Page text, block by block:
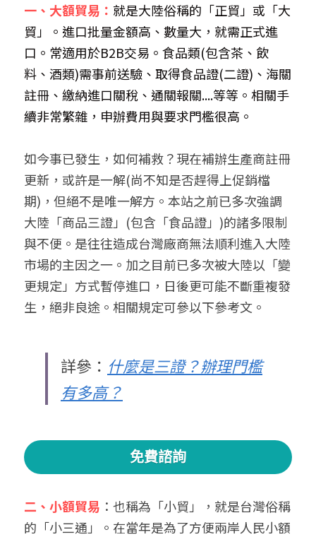
一、大額貿易： 就是大陸俗稱的「正貿」或「大
貿」。進口批量金額高、數量大，就需正式進
口。常適用於B2B交易。食品類(包含茶、飲
料、酒類)需事前送驗、取得食品證(二證)、海關
註冊、繳納進口關稅、通關報關....等等。相關手
續非常繁雜，申辦費用與要求門檻很高。
如今事已發生，如何補救？現在補辦生產商註冊
更新，或許是一解(尚不知是否趕得上促銷檔
期)，但絕不是唯一解方。本站之前已多次強調
大陸「商品三證」(包含「食品證」)的諸多限制
與不便。是往往造成台灣廠商無法順利進入大陸
市場的主因之一。加之目前已多次被大陸以「變
更規定」方式暫停進口，日後更可能不斷重複發
生，絕非良途。相關規定可參以下參考文。
詳參： 什麼是三證？辦理門檻
有多高？
免費諮詢
二、小額貿易 ：也稱為「小貿」，就是台灣俗稱
的「小三通」。在當年是為了方便兩岸人民小額